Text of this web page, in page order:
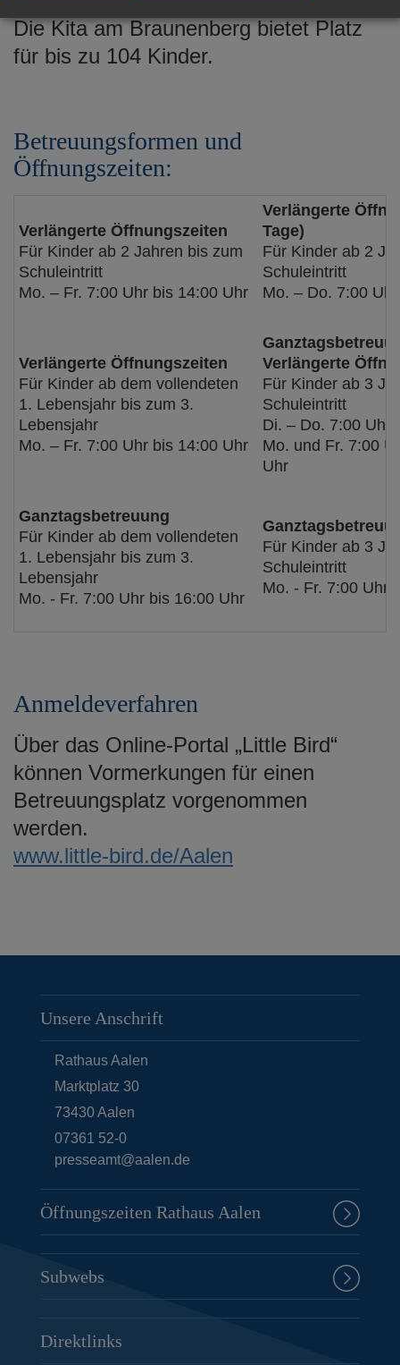
Die Kita am Braunenberg bietet Platz
für bis zu 104 Kinder.
Betreuungsformen und
Öffnungszeiten:
Verlängerte Öffnungszeiten
Für Kinder ab 2 Jahren bis zum
Schuleintritt
Mo. – Fr. 7:00 Uhr bis 14:00 Uhr
Verlängerte
Tage)
Für Kinder ab 2
Schuleintritt
Mo. – Do. 7:00
Verlängerte Öffnungszeiten
Für Kinder ab dem vollendeten
1. Lebensjahr bis zum 3.
Lebensjahr
Mo. – Fr. 7:00 Uhr bis 14:00 Uhr
Verlängerte
Für Kinder ab 3
Schuleintritt
Di. – Do. 7:00 Uhr
Mo. und Fr. 7:00
Uhr
Ganztagsbetreuung
Für Kinder ab dem vollendeten
1. Lebensjahr bis zum 3.
Lebensjahr
Mo. - Fr. 7:00 Uhr bis 16:00 Uhr
Für Kinder ab 3
Schuleintritt
Mo. - Fr. 7:00 Uhr
Anmeldeverfahren
Über das Online-Portal „Little Bird“
können Vormerkungen für einen
Betreuungsplatz vorgenommen
werden.
www.little-bird.de/Aalen
Unsere Anschrift
Rathaus Aalen
Marktplatz 30
73430Aalen
07361 52-0
presseamt@aalen.de
Öffnungszeiten Rathaus Aalen
Subwebs
Direktlinks